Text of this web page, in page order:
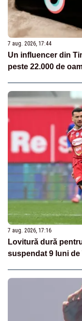
7 aug. 2026, 17:44
Un influencer din
peste 22.000 de
7 aug. 2026, 17:16
Lovitură dură
suspendat 9 luni